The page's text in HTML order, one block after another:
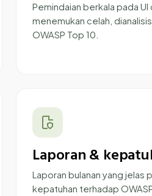
Pemindaian berkala pada UI
menemukan celah,
OWASP Top 10.
Laporan &
Laporan bulanan yang jelas
kepatuhan terhadap